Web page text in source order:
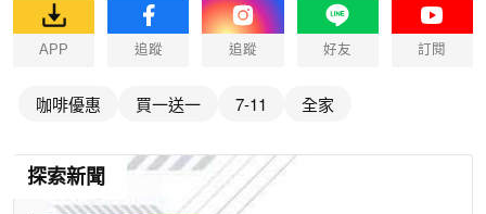
APP 追蹤 追蹤 好友 訂閱
咖啡優惠 買一送一 7-11 全家
探索新聞